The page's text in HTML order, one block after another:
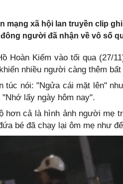
mạng xã hội lan truyền clip
người đã nhận về vô số
Hoàn Kiếm vào tối qua (27/
nhiều người càng thêm bất
túc nói: "Ngửa cái mặt lên"
lấy ngày hôm nay".
hơn cả là hình ảnh người mẹ
bé đã chạy lại ôm mẹ như